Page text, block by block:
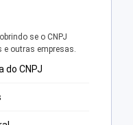
se o CNPJ
outras empresas.
do CNPJ